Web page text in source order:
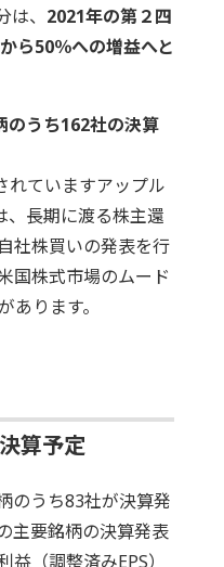
、 2021年の第２四
ら50％への増益へと
のうち162社の決算
れていますアップル
、長期に渡る株主還
社株買いの発表を行
国株式市場のムード
あります。
算予定
のうち83社が決算発
主要銘柄の決算発表
（調整済みEPS）